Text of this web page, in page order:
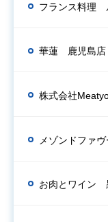
フランス料理
華蓮 鹿児島店
株式会社
メゾンドファ
お肉とワイン